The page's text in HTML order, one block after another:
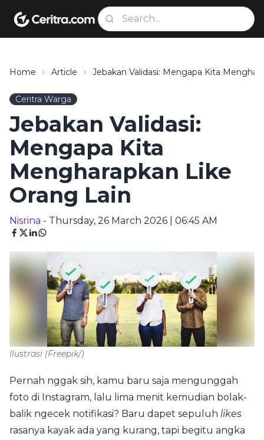
Home Article Jebakan Validasi: Mengapa Kita
Ceritra Warga
Jebakan Validasi:
Mengapa Kita
Mengharapkan Like
Orang Lain
Nisrina - Thursday, 26 March 2026 | 06:45 AM
Ilustrasi (Freepik/)
Pernah nggak sih, kamu baru saja mengunggah
foto di Instagram, lalu lima menit kemudian bolak-
balik ngecek notifikasi? Baru dapet sepuluh likes
rasanya kayak ada yang kurang, tapi begitu angka